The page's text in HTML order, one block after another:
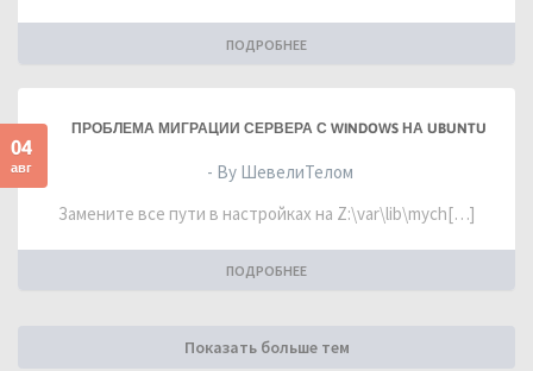
ПОДРОБНЕЕ
04
авг
ПРОБЛЕМА МИГРАЦИИ СЕРВЕРА С WINDOWS НА UBUNTU
- By ШевелиТелом
Замените все пути в настройках на Z:\var\lib\mych[…]
ПОДРОБНЕЕ
Показать больше тем